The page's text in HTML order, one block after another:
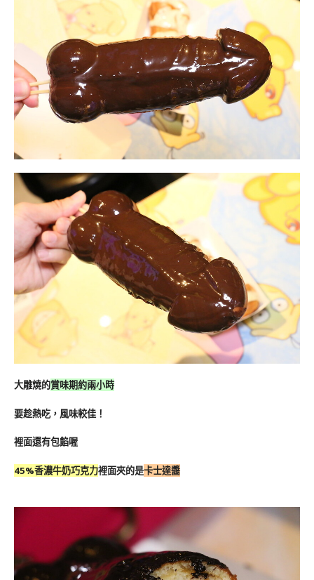
大雕燒的賞味期約兩小時
要趁熱吃，風味較佳！
裡面還有包餡喔
45%香濃牛奶巧克力裡面夾的是卡士達醬